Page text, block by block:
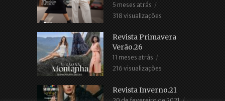
5 meses atrás
318 visualizações
Revista Primavera
Verão.26
11 meses atrás
216 visualizações
Revista Inverno.21